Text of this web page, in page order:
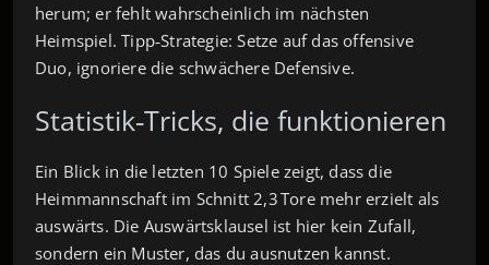
herum; er fehlt wahrscheinlich im nächsten
Heimspiel. Tipp‑Strategie: Setze auf das offensive
Duo, ignoriere die schwächere Defensive.
Statistik‑Tricks, die funktionieren
Ein Blick in die letzten 10 Spiele zeigt, dass die
Heimmannschaft im Schnitt 2,3 Tore mehr erzielt als
auswärts. Die Auswärtsklausel ist hier kein Zufall,
sondern ein Muster, das du ausnutzen kannst.